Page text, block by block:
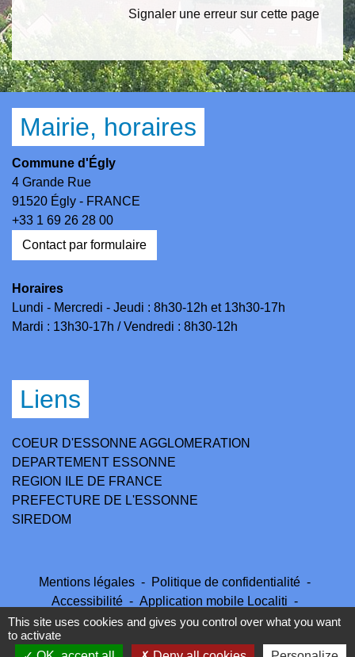
Signaler une erreur sur cette page
Mairie, horaires
Commune d'Égly
4 Grande Rue
91520 Égly - FRANCE
+33 1 69 26 28 00
Contact par formulaire
Horaires
Lundi - Mercredi - Jeudi : 8h30-12h et 13h30-17h
Mardi : 13h30-17h / Vendredi : 8h30-12h
Liens
COEUR D'ESSONNE AGGLOMERATION
DEPARTEMENT ESSONNE
REGION ILE DE FRANCE
PREFECTURE DE L'ESSONNE
SIREDOM
Mentions légales - Politique de confidentialité -
Accessibilité - Application mobile Localiti -
Plan du site - Gestion des cookies
This site uses cookies and gives you control over what you want
to activate